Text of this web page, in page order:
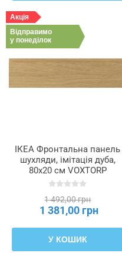
Акція
Відправимо
у понеділок
ІКЕА Фронтальна панель
шухляди, імітація дуба,
80x20 см VOXTORP
ВОКСТОРП, 305.591.62
1 492,00 грн
1 381,00 грн
У КОШИК